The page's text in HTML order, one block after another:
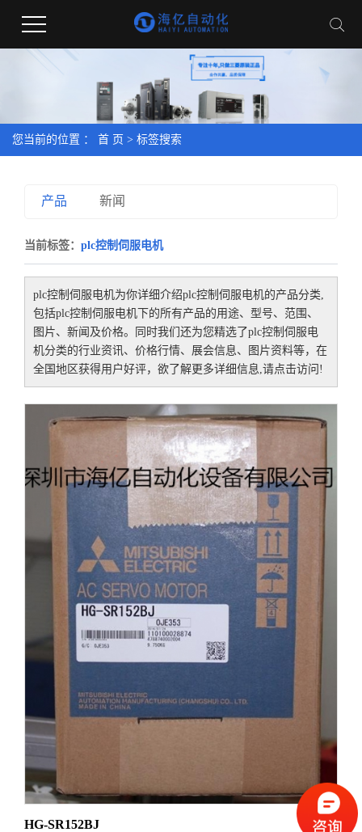
您当前的位置 ： 首 页 > 标签搜索
产品 新闻
当前标签： plc控制伺服电机
plc控制伺服电机为你详细介绍plc控制伺服电机的产品分类,
包括plc控制伺服电机 下的所有产品的用途、型号、范围、
图片、新闻及价格。同时我们还为您精选了plc控制伺服电
机分类的行业资讯、价格行情、展会信息、图片资料等，在
全国地区获得用户好评，欲了解更多详细信息,请点击访问!
HG-SR152BJ